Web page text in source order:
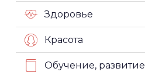
Здоровье
Красота
Обучение, развитие